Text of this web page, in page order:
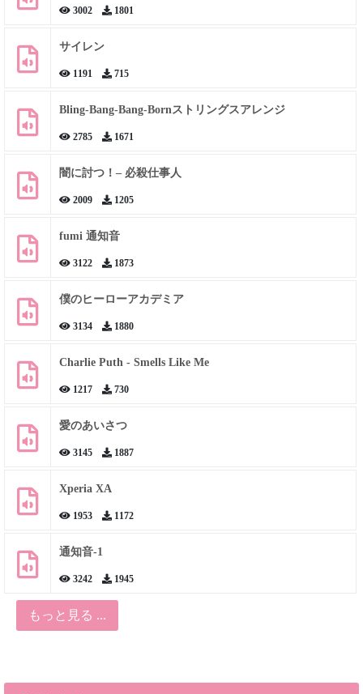
3002 1801
サイレン
1191 715
Bling-Bang-Bang-Bornストリングスアレンジ
2785 1671
闇に討つ！– 必殺仕事人
2009 1205
fumi 通知音
3122 1873
僕のヒーローアカデミア
3134 1880
Charlie Puth - Smells Like Me
1217 730
愛のあいさつ
3145 1887
Xperia XA
1953 1172
通知音-1
3242 1945
もっと見る ...